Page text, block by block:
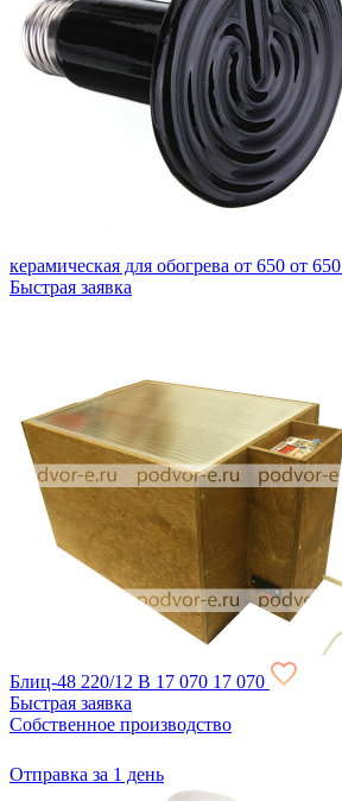
керамическая для обогрева от 650 от 650
Быстрая заявка
Блиц-48 220/12 В 17 070 17 070
Быстрая заявка
Собственное производство
Отправка за 1 день